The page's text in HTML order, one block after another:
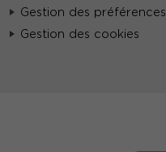
Gestion des préférences
Gestion des cookies